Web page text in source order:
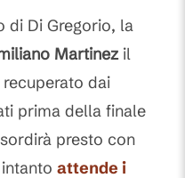
di Di Gregorio, la
Martinezil
dai
prima della finale
presto con
attende i